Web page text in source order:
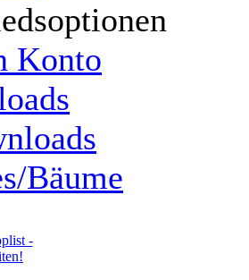
Konto
Bäume